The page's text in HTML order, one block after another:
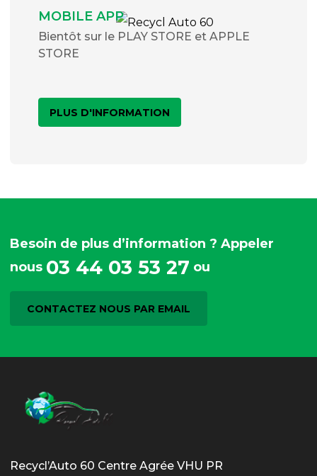
MOBILE APP
Bientôt sur le PLAY STORE et APPLE
STORE
PLUS D'INFORMATION
Besoin de plus d’information ? Appeler
nous 03 44 03 53 27 ou
CONTACTEZ NOUS PAR EMAIL
Recycl’Auto 60 Centre Agrée VHU PR